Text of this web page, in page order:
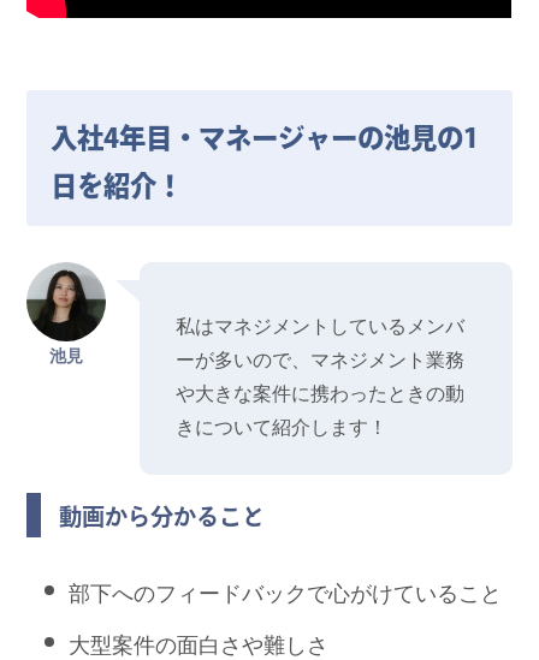
入社4年目・マネージャーの池見の1
日を紹介！
池見
私はマネジメントしているメンバ
ーが多いので、マネジメント業務
や大きな案件に携わったときの動
きについて紹介します！
動画から分かること
部下へのフィードバックで心がけていること
大型案件の面白さや難しさ